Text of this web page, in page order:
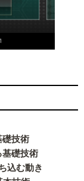
技術
礎技術
む動き